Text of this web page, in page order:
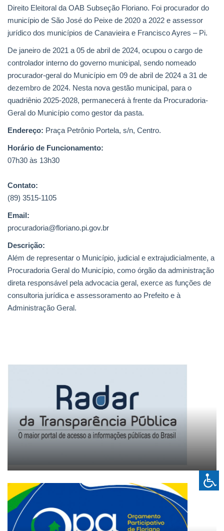
Direito Eleitoral da OAB Subseção Floriano. Foi procurador do
município de São José do Peixe de 2020 a 2022 e assessor
jurídico dos municípios de Canavieira e Francisco Ayres – Pi.
De janeiro de 2021 a 05 de abril de 2024, ocupou o cargo de
controlador interno do governo municipal, sendo nomeado
procurador-geral do Município em 09 de abril de 2024 a 31 de
dezembro de 2024. Nesta nova gestão municipal, para o
quadriênio 2025-2028, permanecerá à frente da Procuradoria-
Geral do Município como gestor da pasta.
Endereço: Praça Petrônio Portela, s/n, Centro.
Horário de Funcionamento:
07h30 às 13h30
Contato:
(89) 3515-1105
Email:
procuradoria@floriano.pi.gov.br
Descrição:
Além de representar o Município, judicial e extrajudicialmente, a
Procuradoria Geral do Município, como órgão da administração
direta responsável pela advocacia geral, exerce as funções de
consultoria jurídica e assessoramento ao Prefeito e à
Administração Geral.